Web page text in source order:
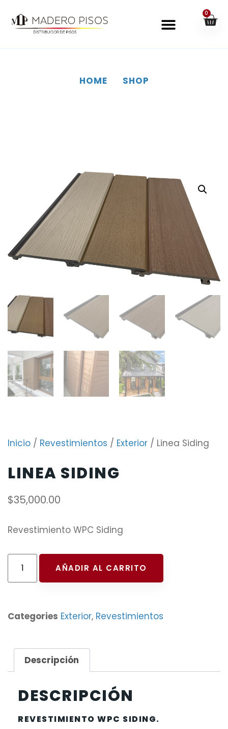
0
HOME SHOP
Inicio / Revestimientos / Exterior / Linea Siding
LINEA SIDING
$35,000.00
Revestimiento WPC Siding
AÑADIR AL CARRITO
Categories Exterior, Revestimientos
Descripción
DESCRIPCIÓN
REVESTIMIENTO WPC SIDING.